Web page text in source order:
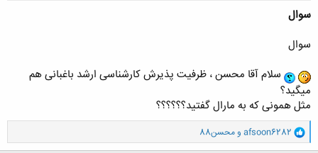
سوال
سوال
سلام آقا محسن ، ظرفیت پذیرش کارشناسی ارشد باغبانی هم
میگید؟
مثل همونی که به مارال گفتید؟؟؟؟؟؟
و
ا
afsoon6282 و محسن88